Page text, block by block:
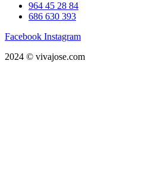
964 45 28 84
686 630 393
Facebook Instagram
2024 © vivajose.com